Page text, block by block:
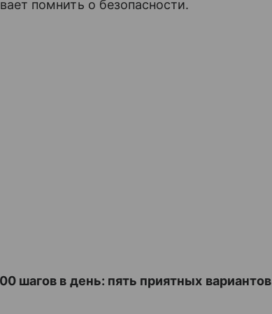
помнить о безопасности.
шагов в день: пять приятных вариантов